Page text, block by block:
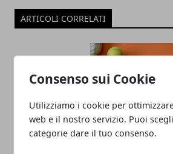
Consenso sui Cookie
Utilizziamo i cookie per
web e il nostro servizio. Puoi
categorie dare il tuo consenso.
ARTICOLI CORRELATI